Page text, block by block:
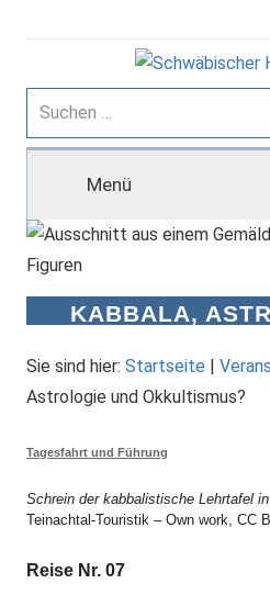
Inhalt
Heimatbund
Suchen
nach:
Menü
KABBALA,
Sie sind hier: Startseite |
Astrologie und Okkultismus?
Tagesfahrt und Führung
Schrein der kabbalistische Lehrtafel
Teinachtal-Touristik – Own work, CC
Reise Nr. 07